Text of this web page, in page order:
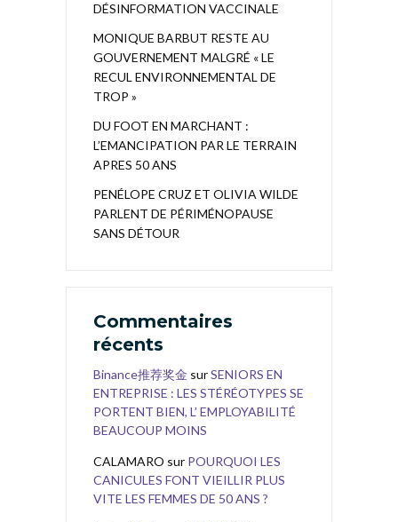
DÉSINFORMATION VACCINALE
MONIQUE BARBUT RESTE AU
GOUVERNEMENT MALGRÉ « LE
RECUL ENVIRONNEMENTAL DE
TROP »
DU FOOT EN MARCHANT :
L’EMANCIPATION PAR LE TERRAIN
APRES 50 ANS
PENÉLOPE CRUZ ET OLIVIA WILDE
PARLENT DE PÉRIMÉNOPAUSE
SANS DÉTOUR
Commentaires
récents
Binance推荐奖金 surSENIORS EN
ENTREPRISE : LES STÉRÉOTYPES SE
PORTENT BIEN, L’ EMPLOYABILITÉ
BEAUCOUP MOINS
CALAMARO sur POURQUOI LES
CANICULES FONT VIEILLIR PLUS
VITE LES FEMMES DE 50 ANS ?